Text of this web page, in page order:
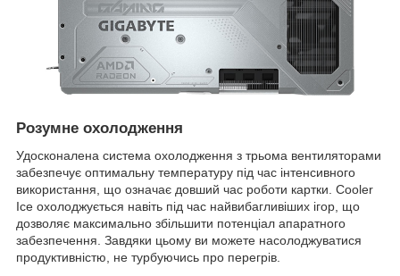
Розумне охолодження
Удосконалена система охолодження з трьома вентиляторами
забезпечує оптимальну температуру під час інтенсивного
використання, що означає довший час роботи картки. Cooler
Ice охолоджується навіть під час найвибагливіших ігор, що
дозволяє максимально збільшити потенціал апаратного
забезпечення. Завдяки цьому ви можете насолоджуватися
продуктивністю, не турбуючись про перегрів.